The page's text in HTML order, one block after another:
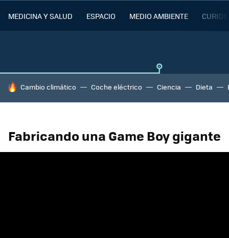
MEDICINA Y SALUD ESPACIO MEDIO AMBIENTE
HOY SE HABLA DE
Cambio climático Coche eléctrico Ciencia Dieta
Fabricando una Game Boy gigante